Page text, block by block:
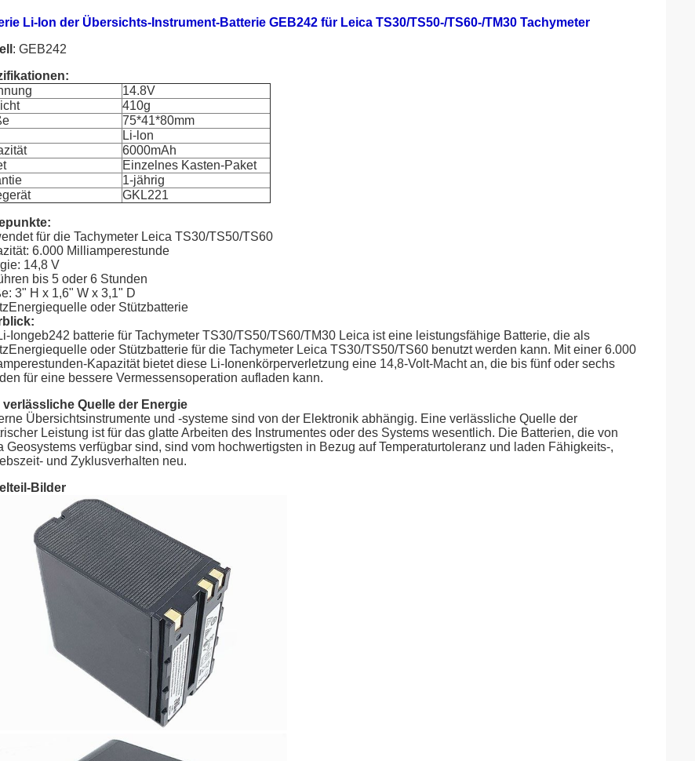
Li-Ion der Übersichts-Instrument-Batterie GEB242 für Leica TS30/TS50-/TS60-/TM30 Tachymeter
: GEB242
14.8V
410g
75*41*80mm
Li-lon
6000mAh
Einzelnes Kasten-Paket
1-jährig
GKL221
für die Tachymeter Leica TS30/TS50/TS60
6.000 Milliamperestunde
14,8 V
bis 5 oder 6 Stunden
3" H x 1,6" W x 3,1" D
oder Stützbatterie
Iongeb242 batterie für Tachymeter TS30/TS50/TS60/TM30 Leica ist eine leistungsfähige Batterie, die als
oder Stützbatterie für die Tachymeter Leica TS30/TS50/TS60 benutzt werden kann. Mit einer 6.000
Kapazität bietet diese Li-Ionenkörperverletzung eine 14,8-Volt-Macht an, die bis fünf oder sechs
für eine bessere Vermessensoperation aufladen kann.
verlässliche Quelle der Energie
Übersichtsinstrumente und -systeme sind von der Elektronik abhängig. Eine verlässliche Quelle der
Leistung ist für das glatte Arbeiten des Instrumentes oder des Systems wesentlich. Die Batterien, die von
Geosystems verfügbar sind, sind vom hochwertigsten in Bezug auf Temperaturtoleranz und laden Fähigkeits-,
und Zyklusverhalten neu.
Bilder